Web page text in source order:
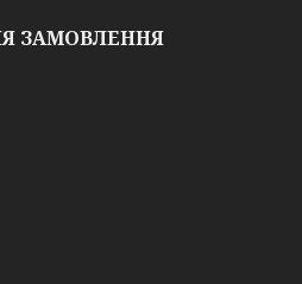
ЗАМОВЛЕННЯ